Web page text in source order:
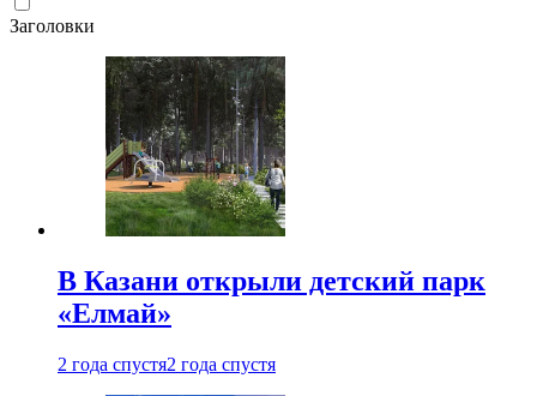
Заголовки
В Казани открыли детский парк
«Елмай»
2 года спустя2 года спустя